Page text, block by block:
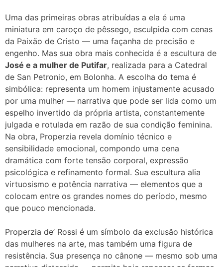
Uma das primeiras obras atribuídas a ela é uma
miniatura em caroço de pêssego, esculpida com cenas
da Paixão de Cristo — uma façanha de precisão e
engenho. Mas sua obra mais conhecida é a escultura de
José e a mulher de Putifar, realizada para a Catedral
de San Petronio, em Bolonha. A escolha do tema é
simbólica: representa um homem injustamente acusado
por uma mulher — narrativa que pode ser lida como um
espelho invertido da própria artista, constantemente
julgada e rotulada em razão de sua condição feminina.
Na obra, Properzia revela domínio técnico e
sensibilidade emocional, compondo uma cena
dramática com forte tensão corporal, expressão
psicológica e refinamento formal. Sua escultura alia
virtuosismo e potência narrativa — elementos que a
colocam entre os grandes nomes do período, mesmo
que pouco mencionada.
Properzia de’ Rossi é um símbolo da exclusão histórica
das mulheres na arte, mas também uma figura de
resistência. Sua presença no cânone — mesmo sob uma